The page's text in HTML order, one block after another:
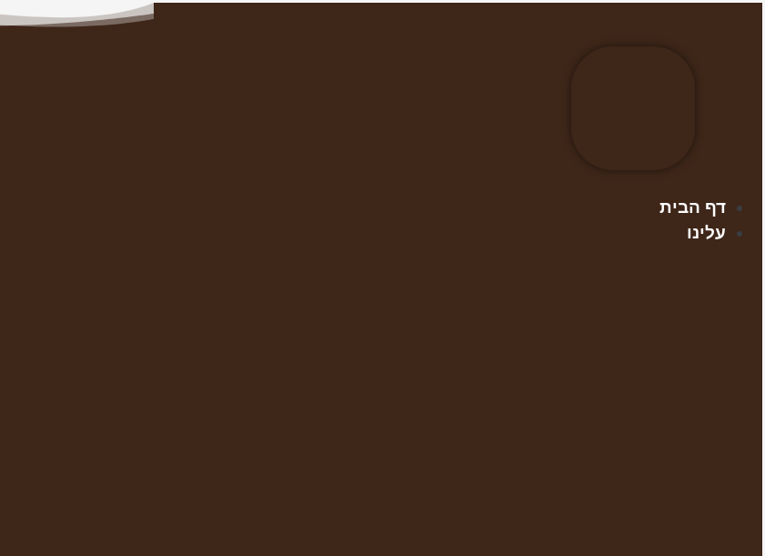
דף הבית
עלינו